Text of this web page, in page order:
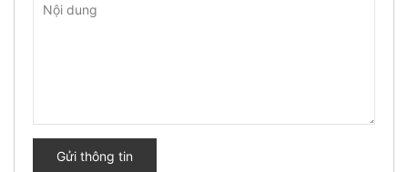
Gửi thông tin